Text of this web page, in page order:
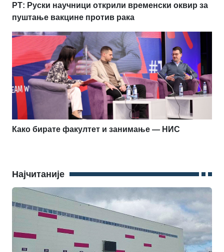
РТ: Руски научници открили временски оквир за
пуштање вакцине против рака
Како бирате факултет и занимање — НИС
Најчитаније